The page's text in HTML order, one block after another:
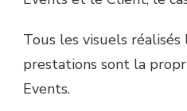
Tous les visuels réalisés
prestations sont la
Events.